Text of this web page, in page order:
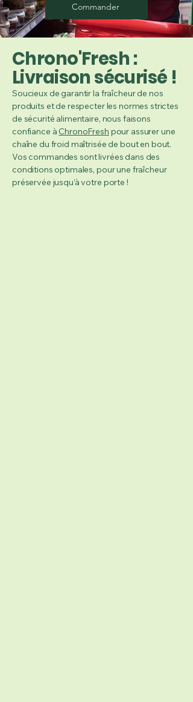
Commander
Chrono'Fresh :
Livraison sécurisé !
Soucieux de garantir la fraîcheur de nos
produits et de respecter les normes strictes
de sécurité alimentaire, nous faisons
confiance à ChronoFresh pour assurer une
chaîne du froid maîtrisée de bout en bout.
Vos commandes sont livrées dans des
conditions optimales, pour une fraîcheur
préservée jusqu’à votre porte !